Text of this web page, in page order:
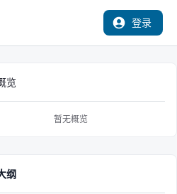
登录
览
暂无概览
纲